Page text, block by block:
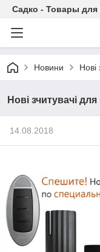
Садко - Товары
Новини Нові
Нові зчитувачі
14.08.2018